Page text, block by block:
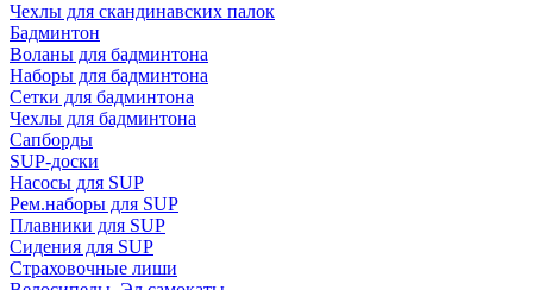
Чехлы для скандинавских палок
Бадминтон
Воланы для бадминтона
Наборы для бадминтона
Сетки для бадминтона
Чехлы для бадминтона
Сапборды
SUP-доски
Насосы для SUP
Рем.наборы для SUP
Плавники для SUP
Сидения для SUP
Страховочные лиши